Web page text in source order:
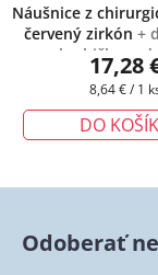
Náušnice z
červený zirkón +
krabička17,28
Jednotková
8,64 € / 1
DO
Odoberať